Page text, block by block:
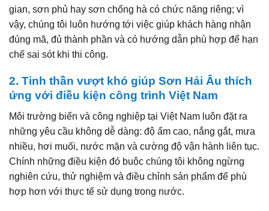
gian, sơn phủ hay sơn chống hà có chức năng riêng; vì
vậy, chúng tôi luôn hướng tới việc giúp khách hàng nhận
đúng mã, đủ thành phần và có hướng dẫn phù hợp để hạn
chế sai sót khi thi công.
2. Tinh thần vượt khó giúp Sơn Hải Âu thích
ứng với điều kiện công trình Việt Nam
Môi trường biển và công nghiệp tại Việt Nam luôn đặt ra
những yêu cầu không dễ dàng: độ ẩm cao, nắng gắt, mưa
nhiều, hơi muối, nước mặn và cường độ vận hành liên tục.
Chính những điều kiện đó buộc chúng tôi không ngừng
nghiên cứu, thử nghiệm và điều chỉnh sản phẩm để phù
hợp hơn với thực tế sử dụng trong nước.